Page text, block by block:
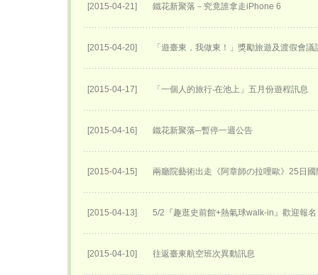
[2015-04-21] 鐵花新聚落－究竟誰拿走iPhone 6
[2015-04-20] 「遊臺東，我做東！」獎勵旅遊及渡假會議
[2015-04-17] 「一個人的旅行‧在池上」五月份遊程訊息
[2015-04-16] 鐵花新聚落─暫停一週公告
[2015-04-15] 兩廳院藝術出走《阿章師の拉哩歐》25日
[2015-04-13] 5/2『趣逛史前館+熱氣球walk-in』歡迎報
[2015-04-10] 往返臺東航空班次異動訊息